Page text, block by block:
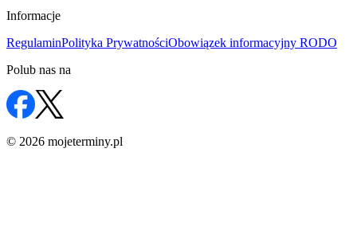
Informacje
RegulaminPolityka PrywatnościObowiązek informacyjny RODO
Polub nas na
© 2026 mojeterminy.pl